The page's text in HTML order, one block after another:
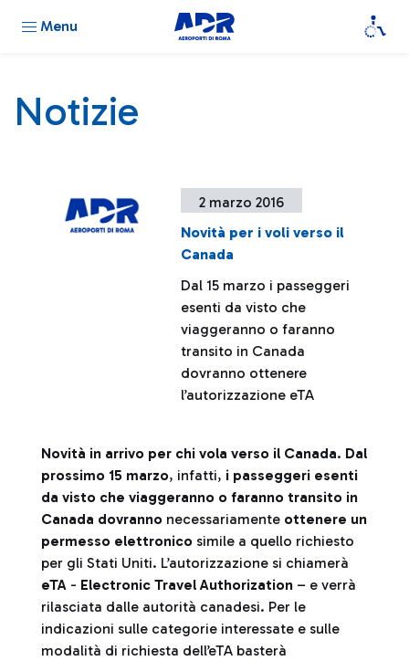
Menu
Notizie
2 marzo 2016
Novità per i voli verso il
Canada
Dal 15 marzo i passeggeri
esenti da visto che
viaggeranno o faranno
transito in Canada
dovranno ottenere
l’autorizzazione eTA
Novità in arrivo per chi vola verso il Canada. Dal
prossimo 15 marzo, infatti, i passeggeri esenti
da visto che viaggeranno o faranno transito in
Canada dovranno necessariamente ottenere un
permesso elettronico simile a quello richiesto
per gli Stati Uniti. L’autorizzazione si chiamerà
eTA - Electronic Travel Authorization – e verrà
rilasciata dalle autorità canadesi. Per le
indicazioni sulle categorie interessate e sulle
modalità di richiesta dell’eTA basterà